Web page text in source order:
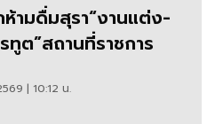
ามดื่มสุรา“งานแต่ง-
ทูต”สถานที่ราชการ
| 10:12 น.